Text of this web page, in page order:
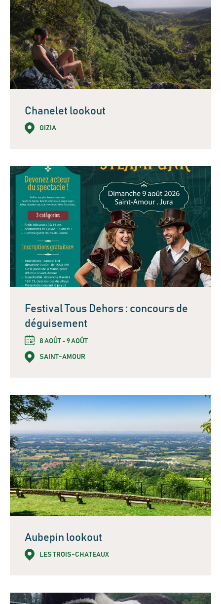
Chanelet lookout
GIZIA
Festival Tous Dehors : concours de
déguisement
8 AOÛT - 9 AOÛT
SAINT-AMOUR
Aubepin lookout
LES TROIS-CHATEAUX